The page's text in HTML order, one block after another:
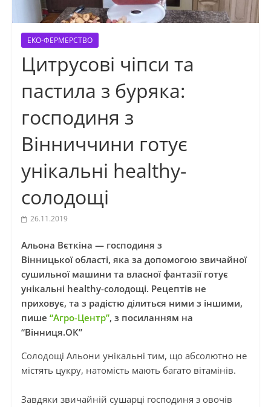
ЕКО-ФЕРМЕРСТВО
Цитрусові чіпси та
пастила з буряка:
господиня з
Вінниччини готує
унікальні healthy-
солодощі
26.11.2019
Альона Вєткіна — господиня з
Вінницької області, яка за допомогою звичайної
сушильної машини та власної фантазії готує
унікальні healthy-солодощі. Рецептів не
приховує, та з радістю ділиться ними з іншими,
пише “Агро-Центр”, з посиланням на
“Вінниця.ОК”
Солодощі Альони унікальні тим, що абсолютно не
містять цукру, натомість мають багато вітамінів.
Завдяки звичайній сушарці господиня з овочів